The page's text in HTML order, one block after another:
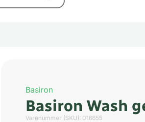
Basiron
Basiron Wash
Varenummer (SKU): 016655